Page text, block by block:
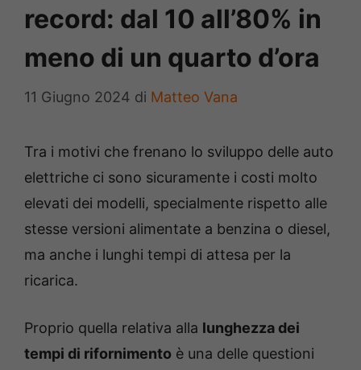
record: dal 10 all’80% in
meno di un quarto d’ora
11 Giugno 2024 di Matteo Vana
Tra i motivi che frenano lo sviluppo delle auto
elettriche ci sono sicuramente i costi molto
elevati dei modelli, specialmente rispetto alle
stesse versioni alimentate a benzina o diesel,
ma anche i lunghi tempi di attesa per la
ricarica.
Proprio quella relativa alla lunghezza dei
tempi di rifornimento è una delle questioni